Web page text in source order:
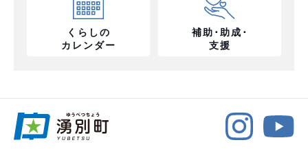
くらしの
カレンダー
補助･助成･
支援